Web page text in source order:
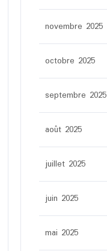
novembre 2025
octobre 2025
septembre 2025
août 2025
juillet 2025
juin 2025
mai 2025